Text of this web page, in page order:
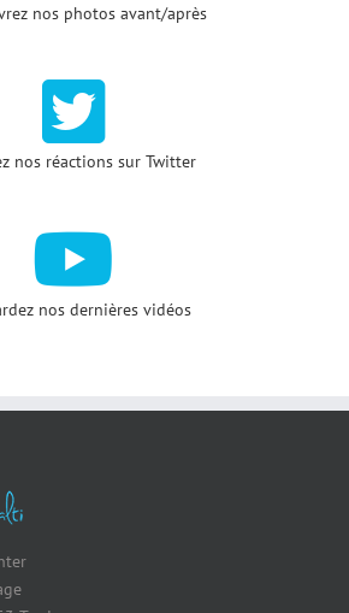
nos photos avant/après
nos réactions sur Twitter
nos dernières vidéos